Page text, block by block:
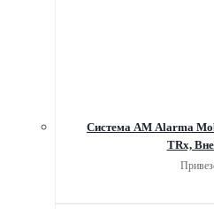
Система АМ Alarma
TRx,